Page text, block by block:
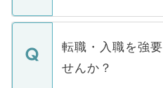
ます。通常、5営業
いただきますので
マイナビDOCTOR
うち約3割は、
けない「非公開求
下記の理由によっ
転職・入職を強
せんか？